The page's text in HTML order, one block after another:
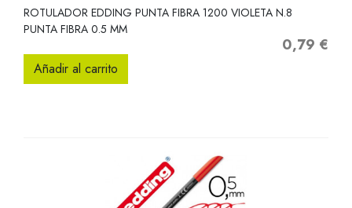
ROTULADOR EDDING PUNTA FIBRA 1200 VIOLETA N.8
PUNTA FIBRA 0.5 MM
Precio
0,79 €
Añadir al carrito